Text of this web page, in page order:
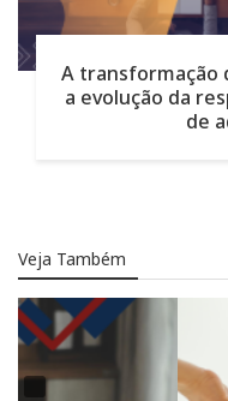
A transformação
a evolução da
de
Veja Também